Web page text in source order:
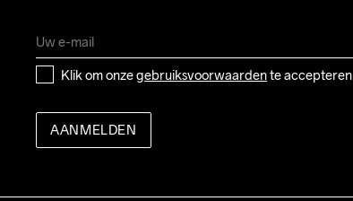
Klik om onze gebruiksvoorwaarden te accepteren
AANMELDEN